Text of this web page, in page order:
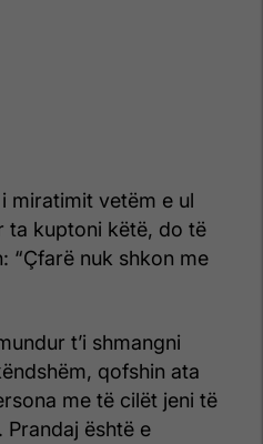
miratimit vetëm e ul
ta kuptoni këtë, do të
“Çfarë nuk shkon me
t’i shmangni
qofshin ata
me të cilët jeni të
është e